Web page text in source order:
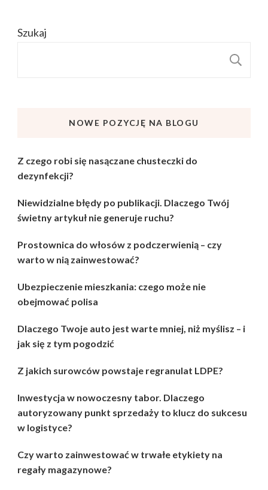
Szukaj
NOWE POZYCJĘ NA BLOGU
Z czego robi się nasączane chusteczki do
dezynfekcji?
Niewidzialne błędy po publikacji. Dlaczego Twój
świetny artykuł nie generuje ruchu?
Prostownica do włosów z podczerwienią – czy
warto w nią zainwestować?
Ubezpieczenie mieszkania: czego może nie
obejmować polisa
Dlaczego Twoje auto jest warte mniej, niż myślisz – i
jak się z tym pogodzić
Z jakich surowców powstaje regranulat LDPE?
Inwestycja w nowoczesny tabor. Dlaczego
autoryzowany punkt sprzedaży to klucz do sukcesu
w logistyce?
Czy warto zainwestować w trwałe etykiety na
regały magazynowe?